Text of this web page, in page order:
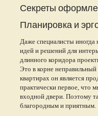
Секреты
Планировка и
Даже специалисты иногда
идей и решений для
длинного коридора
Это в корне
квартирах он является
практически первое, что
входной двери. Поэтому
благородным и приятным.